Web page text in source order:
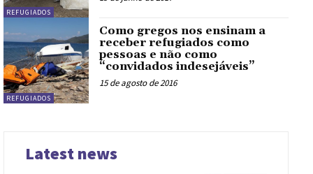
REFUGIADOS
REFUGIADOS
Como gregos nos ensinam a
receber refugiados como
pessoas e não como
“convidados indesejáveis”
15 de agosto de 2016
Latest news